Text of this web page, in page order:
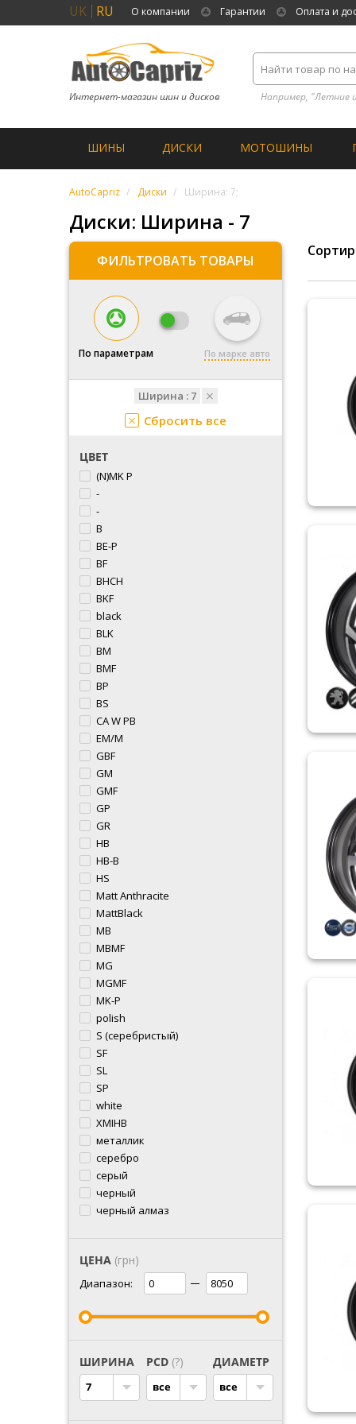
UK RU О компании Гарантии Оплата и
Интернет-магазин шин и дисков Например, "Летние
ШИНЫ ДИСКИ МОТОШИНЫ
AutoCapriz Диски Ширина: 7;
Диски: Ширина - 7
ФИЛЬТРОВАТЬ ТОВАРЫ
По параметрам По марке авто
Ширина : 7
Сбросить все
ЦВЕТ
(N)MK P
-
-
B
BE-P
BF
BHCH
BKF
black
BLK
BM
BMF
BP
BS
CA W PB
EM/M
GBF
GM
GMF
GP
GR
HB
HB-B
HS
Matt Anthracite
MattBlack
MB
MBMF
MG
MGMF
MK-P
polish
S (серебристый)
SF
SL
SP
white
XMIHB
металлик
серебро
серый
черный
черный алмаз
ЦЕНА (грн)
Диапазон:
ШИРИНА
7
PCD (?)
все
ДИАМЕТР
все